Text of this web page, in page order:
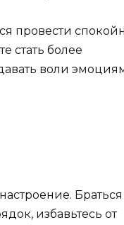
провести
стать более
воли
Браться
избавьтесь от